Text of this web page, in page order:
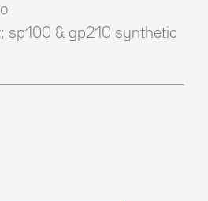
sp100 & gp210 synthetic